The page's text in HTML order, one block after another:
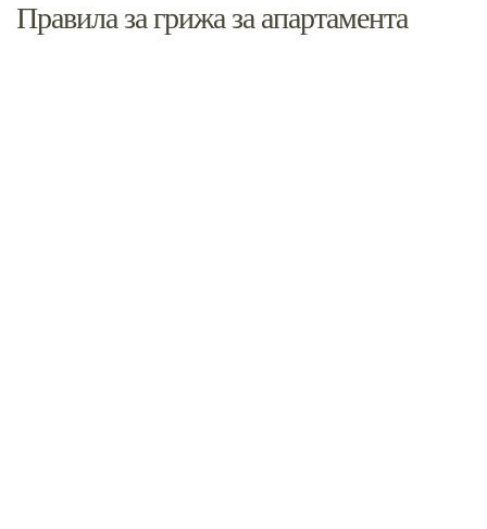
Правила за грижа за апартамента